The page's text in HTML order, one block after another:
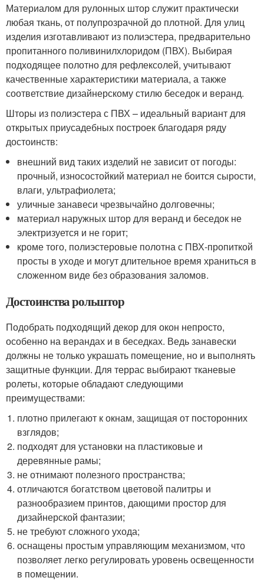
Материалом для рулонных штор служит практически
любая ткань, от полупрозрачной до плотной. Для улиц
изделия изготавливают из полиэстера, предварительно
пропитанного поливинилхлоридом (ПВХ). Выбирая
подходящее полотно для рефлексолей, учитывают
качественные характеристики материала, а также
соответствие дизайнерскому стилю беседок и веранд.
Шторы из полиэстера с ПВХ – идеальный вариант для
открытых приусадебных построек благодаря ряду
достоинств:
внешний вид таких изделий не зависит от погоды:
прочный, износостойкий материал не боится сырости,
влаги, ультрафиолета;
уличные занавеси чрезвычайно долговечны;
материал наружных штор для веранд и беседок не
электризуется и не горит;
кроме того, полиэстеровые полотна с ПВХ-пропиткой
просты в уходе и могут длительное время храниться в
сложенном виде без образования заломов.
Достоинства рольштор
Подобрать подходящий декор для окон непросто,
особенно на верандах и в беседках. Ведь занавески
должны не только украшать помещение, но и выполнять
защитные функции. Для террас выбирают тканевые
ролеты, которые обладают следующими
преимуществами:
плотно прилегают к окнам, защищая от посторонних
взглядов;
подходят для установки на пластиковые и
деревянные рамы;
не отнимают полезного пространства;
отличаются богатством цветовой палитры и
разнообразием принтов, дающими простор для
дизайнерской фантазии;
не требуют сложного ухода;
оснащены простым управляющим механизмом, что
позволяет легко регулировать уровень освещенности
в помещении.